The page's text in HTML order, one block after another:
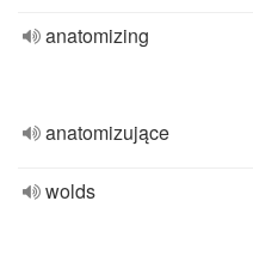
anatomizing
anatomizujące
wolds